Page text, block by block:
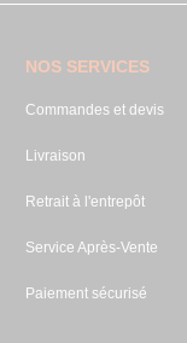
NOS SERVICES
Commandes et devis
Livraison
Retrait à l'entrepôt
Service Après-Vente
Paiement sécurisé